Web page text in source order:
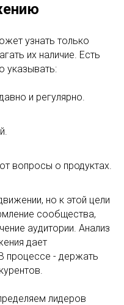
узнать только
их наличие. Есть
указывать:
и регулярно.
вопросы о продуктах.
но к этой цели
сообщества,
аудитории. Анализ
дает
процессе - держать
лидеров